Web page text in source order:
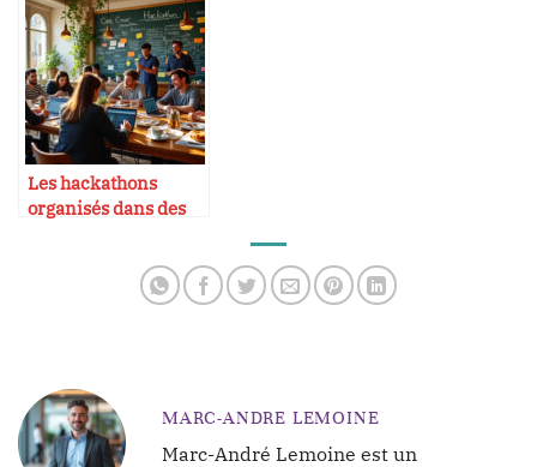
Les hackathons
organisés dans des
MARC-ANDRE LEMOINE
Marc-André Lemoine est un